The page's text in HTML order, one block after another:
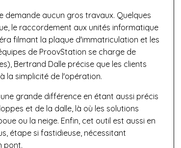
demande aucun gros travaux. Quelques
le raccordement aux unités informatique
filmant la plaque d'immatriculation et les
de ProovStation se charge de
Bertrand Dalle précise que les clients
la simplicité de l'opération.
grande différence en étant aussi précis
et de la dalle, là où les solutions
ou la neige. Enfin, cet outil est aussi en
étape si fastidieuse, nécessitant
pont.